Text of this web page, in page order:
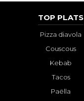
TOP PLATS
Pizza diavola
Couscous
Kebab
Tacos
Paëlla